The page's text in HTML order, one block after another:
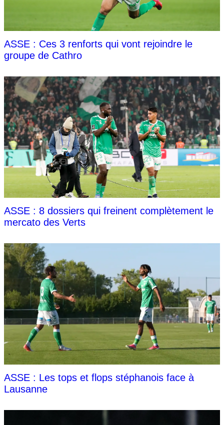
ASSE : Ces 3 renforts qui vont rejoindre le
groupe de Cathro
ASSE : 8 dossiers qui freinent complètement le
mercato des Verts
ASSE : Les tops et flops stéphanois face à
Lausanne